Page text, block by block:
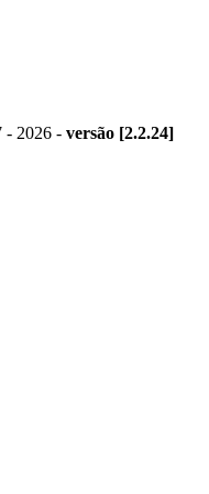
- 2026 - versão [2.2.24]